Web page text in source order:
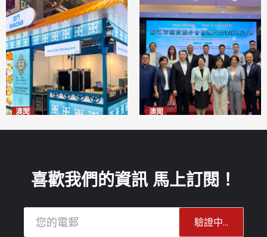
澳聞 澳聞
喜歡我們的資訊 馬上訂閱！